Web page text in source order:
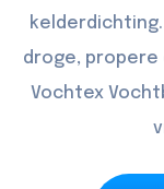
droge, propere
Vochtex